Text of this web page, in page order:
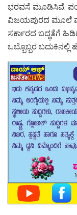
ಭರವಸೆ ಮೂಡಿಸಿವೆ.
ವಿಜಯಪುರದ ಮೂಲೆ
ಸರ್ಕಾರದ ಬದ್ಧತೆಗೆ
ಒಬ್ಬೊಬ್ಬರ